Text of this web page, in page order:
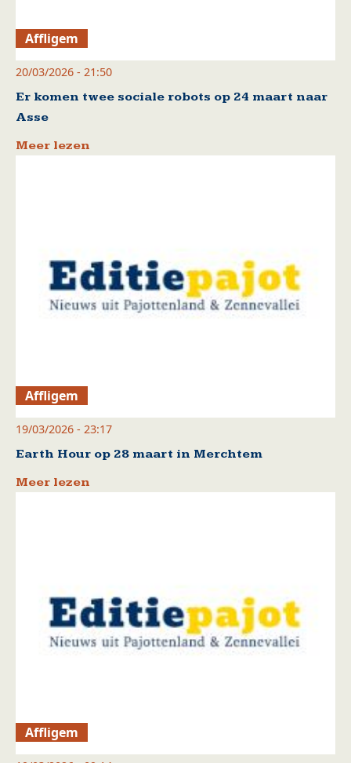
Affligem
20/03/2026 - 21:50
Er komen twee sociale robots op 24 maart naar
Asse
Meer lezen
Affligem
19/03/2026 - 23:17
Earth Hour op 28 maart in Merchtem
Meer lezen
Affligem